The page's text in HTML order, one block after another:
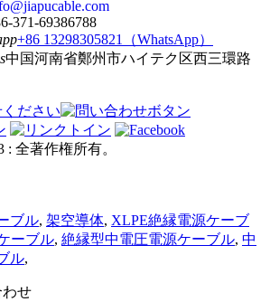
371-69386788
+86 13298305821（WhatsApp）
中国河南省鄭州市ハイテク区西三環路
ださい
: 全著作権所有。
ブル, 架空導体, XLPE絶縁電源ケーブ
ーブル, 絶縁型中電圧電源ケーブル, 中
ル,